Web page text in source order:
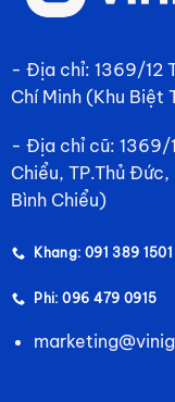
- Địa chỉ: 1369/12
Chí Minh (Khu Biệt
- Địa chỉ cũ: 1369/
Chiểu, TP.Thủ
Bình Chiểu)
Khang: 091 389 1501
Phi: 096 479 0915